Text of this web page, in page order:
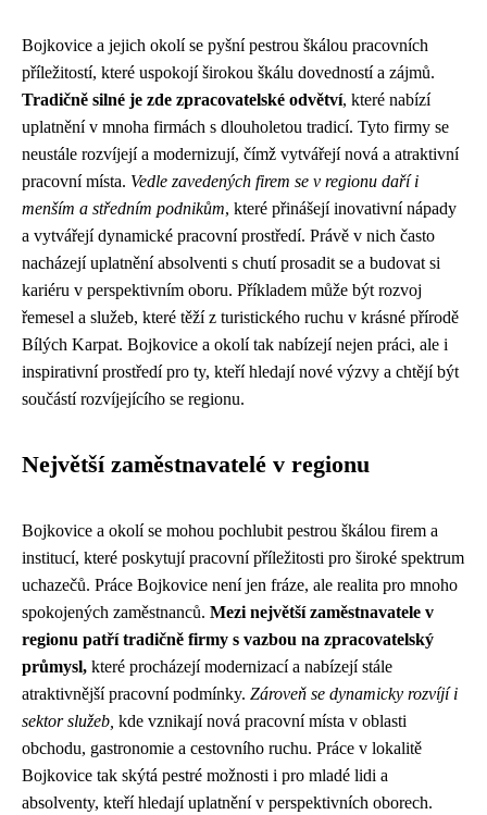
Bojkovice a jejich okolí se pyšní pestrou škálou pracovních
příležitostí, které uspokojí širokou škálu dovedností a zájmů.
Tradičně silné je zde zpracovatelské odvětví, které nabízí
uplatnění v mnoha firmách s dlouholetou tradicí. Tyto firmy se
neustále rozvíjejí a modernizují, čímž vytvářejí nová a atraktivní
pracovní místa. Vedle zavedených firem se v regionu daří i
menším a středním podnikům, které přinášejí inovativní nápady
a vytvářejí dynamické pracovní prostředí. Právě v nich často
nacházejí uplatnění absolventi s chutí prosadit se a budovat si
kariéru v perspektivním oboru. Příkladem může být rozvoj
řemesel a služeb, které těží z turistického ruchu v krásné přírodě
Bílých Karpat. Bojkovice a okolí tak nabízejí nejen práci, ale i
inspirativní prostředí pro ty, kteří hledají nové výzvy a chtějí být
součástí rozvíjejícího se regionu.
Největší zaměstnavatelé v regionu
Bojkovice a okolí se mohou pochlubit pestrou škálou firem a
institucí, které poskytují pracovní příležitosti pro široké spektrum
uchazečů. Práce Bojkovice není jen fráze, ale realita pro mnoho
spokojených zaměstnanců. Mezi největší zaměstnavatele v
regionu patří tradičně firmy s vazbou na zpracovatelský
průmysl, které procházejí modernizací a nabízejí stále
atraktivnější pracovní podmínky. Zároveň se dynamicky rozvíjí i
sektor služeb, kde vznikají nová pracovní místa v oblasti
obchodu, gastronomie a cestovního ruchu. Práce v lokalitě
Bojkovice tak skýtá pestré možnosti i pro mladé lidi a
absolventy, kteří hledají uplatnění v perspektivních oborech.